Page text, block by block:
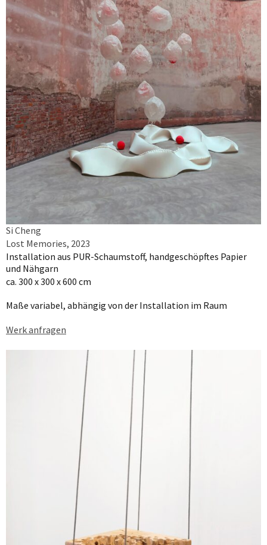
Si Cheng
Lost Memories, 2023
Installation aus PUR-Schaumstoff, handgeschöpftes Papier
und Nähgarn
ca. 300 x 300 x 600 cm
Maße variabel, abhängig von der Installation im Raum
Werk anfragen